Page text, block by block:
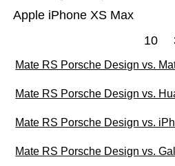
Apple iPhone XS Max
10
Mate RS Porsche Design vs.
Mate RS Porsche Design vs.
Mate RS Porsche Design vs.
Mate RS Porsche Design vs.